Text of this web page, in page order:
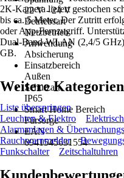
22 V - 24 V
Betriebsart
Netzbetrieb
Anwendung
Absicherung
Einsatzbereich
Außen
Schutzart
IP65
Smart Home Bereich
Fürsorge
EAN
6941545631554
2K-Kamera liefert gestochen
bis ca. 5 Meter. Der Zutritt
oder App-Fernzugriff.
Dual-Band-WLAN (2,4/5
GB.
Weitere Kategorien
Liste überspringen
Leuchten & Elektro
Alarmanlagen &
Rauchwarnmelder
Funkschalter
Zeitschaltuhren